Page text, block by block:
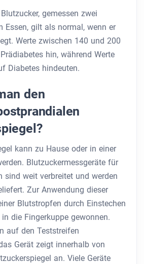
gemessen zwei
Essen, gilt als normal, wenn er
Werte zwischen 140 und 200
hin, während Werte
Diabetes hindeuten.
den
kann zu Hause oder in einer
Blutzuckermessgeräte für
sind weit verbreitet und werden
Zur Anwendung dieser
Blutstropfen durch Einstechen
die Fingerkuppe gewonnen.
auf den Teststreifen
Gerät zeigt innerhalb von
an. Viele Geräte